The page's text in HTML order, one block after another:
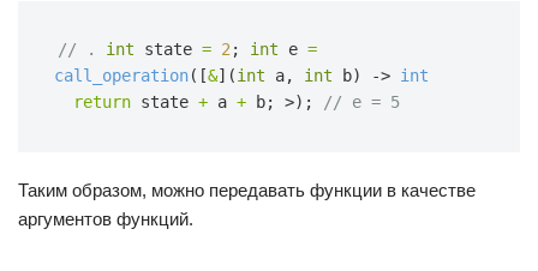
// . int state = 2 ; int e =
call_operation([&](int a, int b) -> int
return state + a + b; >); // e = 5
Таким образом, можно передавать функции в качестве
аргументов функций.